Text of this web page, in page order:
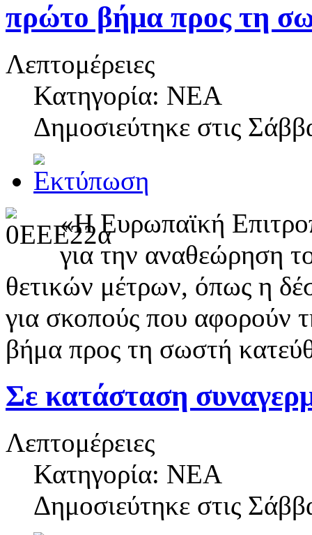
πρώτο βήμα προς τη
Λεπτομέρειες
Κατηγορία: NEA
Δημοσιεύτηκε στις
«Η Ευρωπαϊκή
για την αναθεώρηση
θετικών μέτρων, όπως η
για σκοπούς που αφορούν
βήμα προς τη σωστή
Σε κατάσταση
Λεπτομέρειες
Κατηγορία: NEA
Δημοσιεύτηκε στις